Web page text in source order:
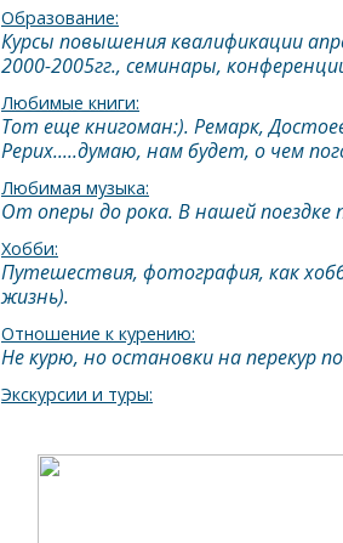
Образование:
Курсы повышения квалификации
2000-2005гг., семинары,
Любимые книги:
Тот еще книгоман:). Ремарк,
Рерих.....думаю, нам будет, о чем
Любимая музыка:
От оперы до рока. В нашей поездке
Хобби:
Путешествия, фотография, как
жизнь).
Отношение к курению:
Не курю, но остановки на перекур
Экскурсии и туры: